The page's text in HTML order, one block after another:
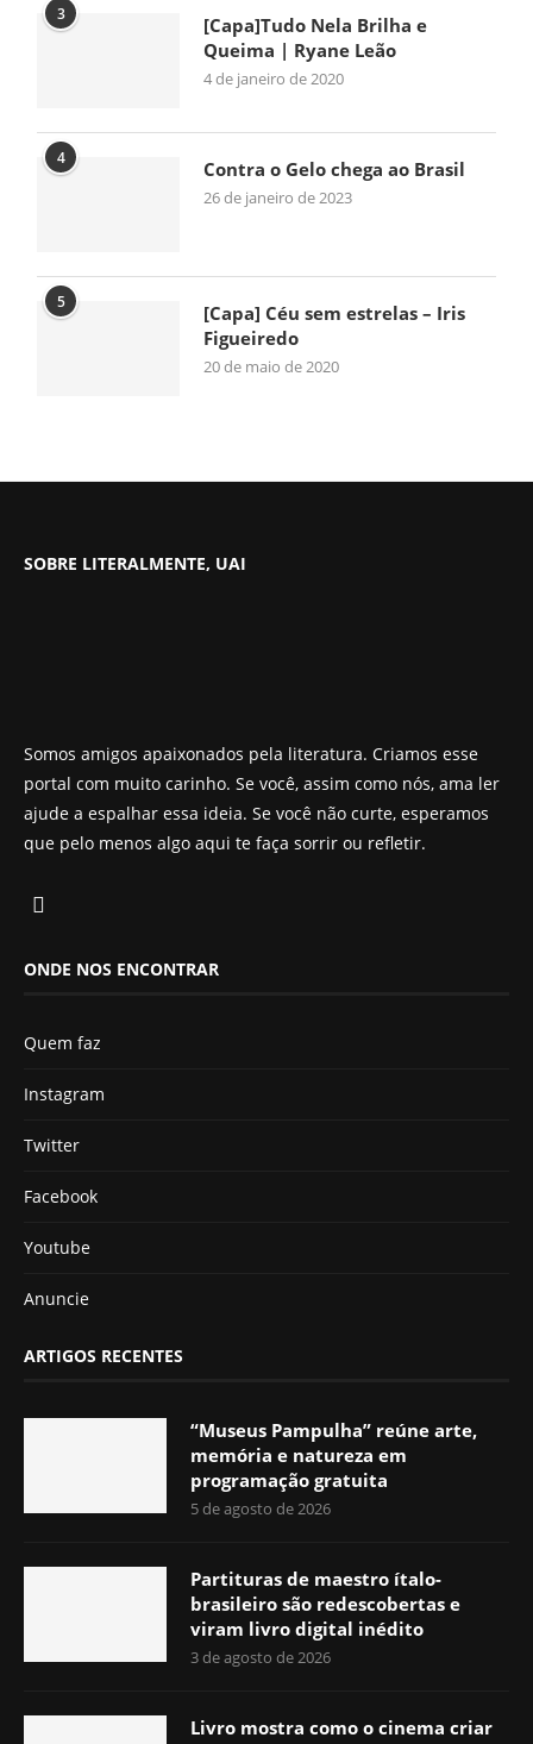
3
[Capa]Tudo Nela Brilha e
Queima | Ryane Leão
4 de janeiro de 2020
4 Contra o Gelo chega ao Brasil
26 de janeiro de 2023
5
[Capa] Céu sem estrelas – Iris
Figueiredo
20 de maio de 2020
SOBRE LITERALMENTE, UAI
Somos amigos apaixonados pela literatura. Criamos esse
portal com muito carinho. Se você, assim como nós, ama ler
ajude a espalhar essa ideia. Se você não curte, esperamos
que pelo menos algo aqui te faça sorrir ou refletir.
ONDE NOS ENCONTRAR
Quem faz
Instagram
Twitter
Facebook
Youtube
Anuncie
ARTIGOS RECENTES
“Museus Pampulha” reúne arte,
memória e natureza em
programação gratuita
5 de agosto de 2026
Partituras de maestro ítalo-
brasileiro são redescobertas e
viram livro digital inédito
3 de agosto de 2026
Livro mostra como o cinema criar